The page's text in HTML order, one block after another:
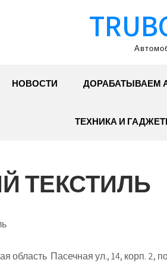
НОВОСТИ ДОРАБАТЫВАЕМ
ТЕХНИКА И
ТЕКСТИЛЬ
область Пасечная ул., 14, корп. 2,